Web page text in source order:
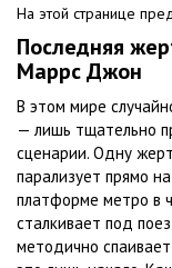
На этой странице
Последняя
Маррс Джон
В этом мире
— лишь тщательно
сценарии. Одну
парализует прямо
платформе метро в
сталкивает под
методично